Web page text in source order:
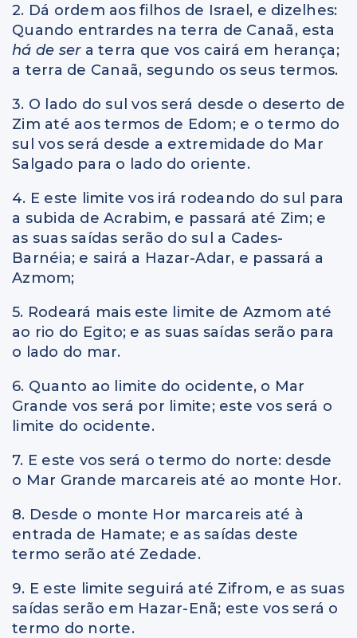
2. Dá ordem aos filhos de Israel, e dizelhes:
Quando entrardes na terra de Canaã, esta
há de ser a terra que vos cairá em herança;
a terra de Canaã, segundo os seus termos.
3. O lado do sul vos será desde o deserto de
Zim até aos termos de Edom; e o termo do
sul vos será desde a extremidade do Mar
Salgado para o lado do oriente.
4. E este limite vos irá rodeando do sul para
a subida de Acrabim, e passará até Zim; e
as suas saídas serão do sul a Cades-
Barnéia; e sairá a Hazar-Adar, e passará a
Azmom;
5. Rodeará mais este limite de Azmom até
ao rio do Egito; e as suas saídas serão para
o lado do mar.
6. Quanto ao limite do ocidente, o Mar
Grande vos será por limite; este vos será o
limite do ocidente.
7. E este vos será o termo do norte: desde
o Mar Grande marcareis até ao monte Hor.
8. Desde o monte Hor marcareis até à
entrada de Hamate; e as saídas deste
termo serão até Zedade.
9. E este limite seguirá até Zifrom, e as suas
saídas serão em Hazar-Enã; este vos será o
termo do norte.